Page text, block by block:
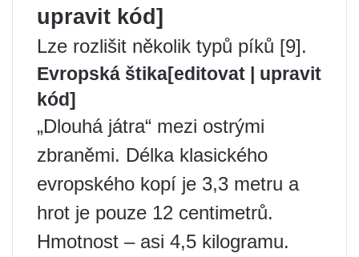
upravit kód]
Lze rozlišit několik typů píků [9].
Evropská štika[editovat | upravit
kód]
„Dlouhá játra“ mezi ostrými
zbraněmi. Délka klasického
evropského kopí je 3,3 metru a
hrot je pouze 12 centimetrů.
Hmotnost – asi 4,5 kilogramu.